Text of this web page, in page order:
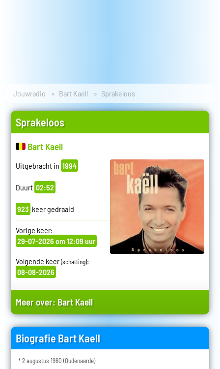
Jouwradio Bart Kaell Sprakeloos
Sprakeloos
Bart Kaell
Uitgebracht in 1994
Duurt 02:52
923 keer gedraaid
Vorige keer:
29-07-2026 om 12:09 uur
Volgende keer(schatting):
08-08-2026
Meer over: Bart Kaell
Biografie Bart Kaell
* 2 augustus 1960 (Oudenaarde)